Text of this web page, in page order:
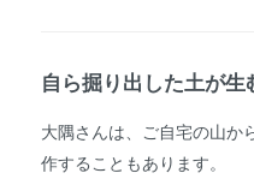
自ら掘り出した土が
大隅さんは、ご自宅の山か
作することもあります。